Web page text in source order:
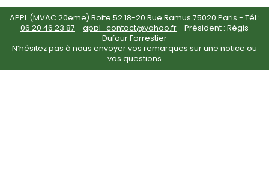
APPL (MVAC 20eme) Boite 52 18-20 Rue Ramus 75020 Paris - Tél :
06 20 46 23 87 - appl_contact@yahoo.fr- Président : Régis
Dufour Forrestier
N’hésitez pas à nous envoyer vos remarques sur une notice ou
vos questions